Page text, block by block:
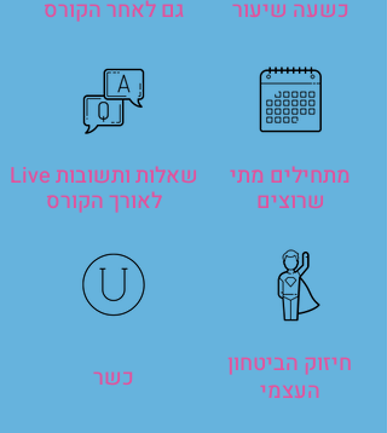
גם לאחר הקורס כשעה שיעור
מתחילים מתי
שרוצים
שאלות ותשובות Live
לאורך הקורס
כשר
חיזוק הביטחון
העצמי